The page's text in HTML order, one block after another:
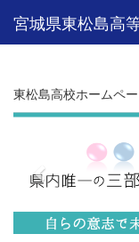
宮城県東松島高
東松島高校ホームペ
p
e